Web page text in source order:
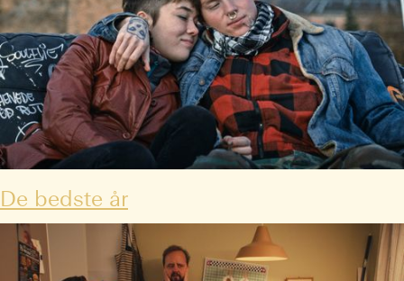
De bedste år